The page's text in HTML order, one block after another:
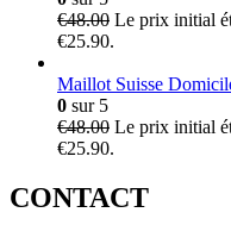
€48.00 Le prix initial
€25.90.
Maillot Suisse
0 sur 5
€48.00 Le prix initial
€25.90.
CONTACT